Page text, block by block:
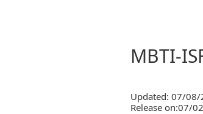
MBTI-
Updated: 07/08/
Release on:07/